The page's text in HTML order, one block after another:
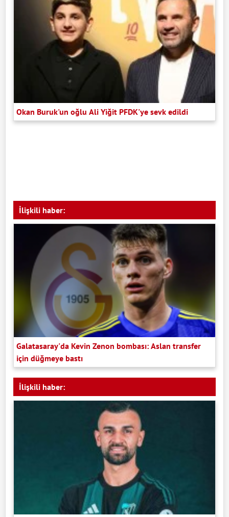
Okan Buruk'un oğlu Ali Yiğit PFDK'ye sevk edildi
İlişkili haber:
Galatasaray'da Kevin Zenon bombası: Aslan transfer
için düğmeye bastı
İlişkili haber: